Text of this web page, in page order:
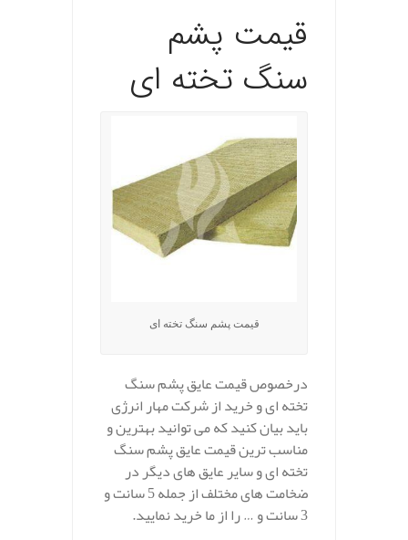
قیمت پشم
سنگ تخته ای
قیمت پشم سنگ تخته ای
درخصوص قیمت عایق پشم سنگ
تخته ای و خرید از شرکت مهار انرژی
باید بیان کنید که می توانید بهترین و
مناسب ترین قیمت عایق پشم سنگ
تخته ای و سایر عایق های دیگر در
ضخامت های مختلف از جمله 5 سانت و
3 سانت و … را از ما خرید نمایید.